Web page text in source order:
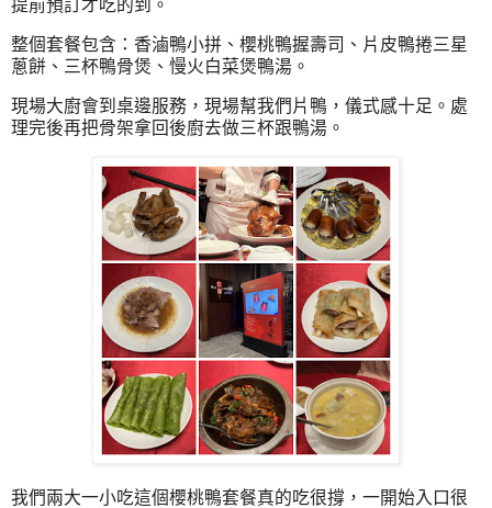
提前預訂才吃的到。
整個套餐包含：香滷鴨小拼、櫻桃鴨握壽司、片皮鴨捲三星
蔥餅、三杯鴨骨煲、慢火白菜煲鴨湯。
現場大廚會到桌邊服務，現場幫我們片鴨，儀式感十足。處
理完後再把骨架拿回後廚去做三杯跟鴨湯。
我們兩大一小吃這個櫻桃鴨套餐真的吃很撐，一開始入口很